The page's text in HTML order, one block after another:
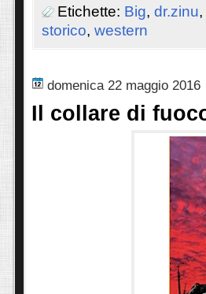
Etichette: Big, dr.zinu,
storico, western
domenica 22 maggio 2016
Il collare di